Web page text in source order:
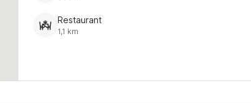
Restaurant
1,1 km